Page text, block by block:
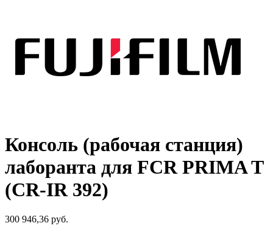
Консоль (рабочая станция)
лаборанта для FCR PRIMA T
(CR-IR 392)
300 946,36 руб.